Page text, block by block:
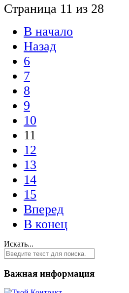
Страница 11 из 28
В начало
Назад
6
7
8
9
10
11
12
13
14
15
Вперед
В конец
Искать...
Важная информация